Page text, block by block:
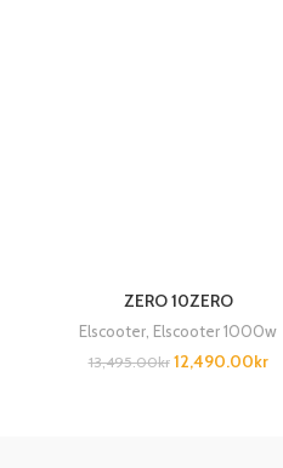
ZERO 10ZERO
Elscooter Elscooter 1000w
13,495.00kr 12,490.00kr